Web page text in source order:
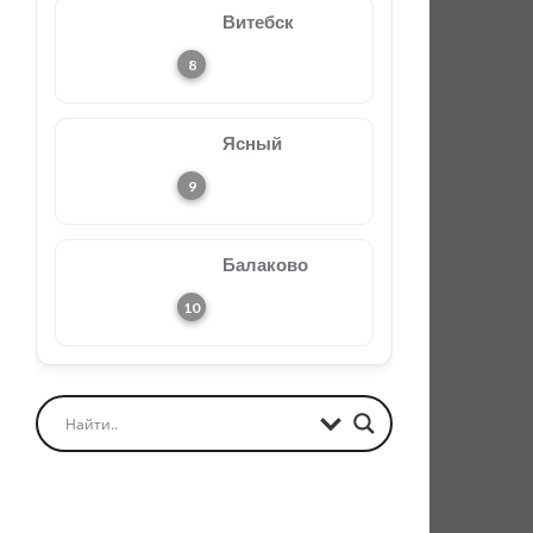
Витебск
Ясный
Балаково